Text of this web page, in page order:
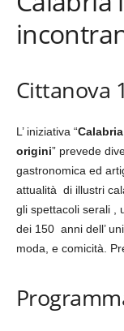
Cittanova
L’ iniziativa “
origini” prevede
gastronomica ed
attualità di illustri
gli spettacoli serali ,
dei 150 anni dell’
moda, e comicità.